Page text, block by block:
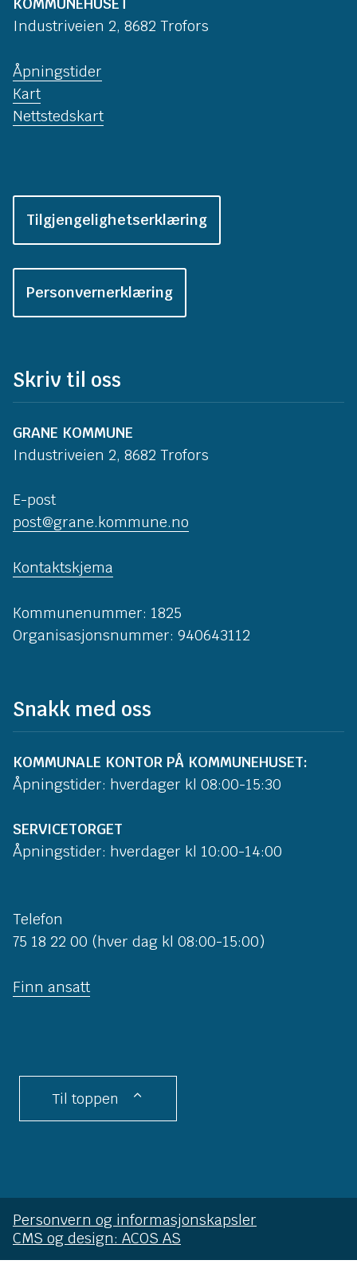
Industriveien 2, 8682 Trofors
Åpningstider
Kart
Nettstedskart
Tilgjengelighetserklæring
Personvernerklæring
Skriv til oss
GRANE KOMMUNE
Industriveien 2, 8682 Trofors
E-post
post@grane.kommune.no
Kontaktskjema
Kommunenummer: 1825
Organisasjonsnummer: 940643112
Snakk med oss
KOMMUNALE KONTOR PÅ KOMMUNEHUSET:
Åpningstider: hverdager kl 08:00-15:30
SERVICETORGET
Åpningstider: hverdager kl 10:00-14:00
Telefon
75 18 22 00 (hver dag kl 08:00-15:00)
Finn ansatt
Til toppen
Personvern og informasjonskapsler
CMS og design: ACOS AS